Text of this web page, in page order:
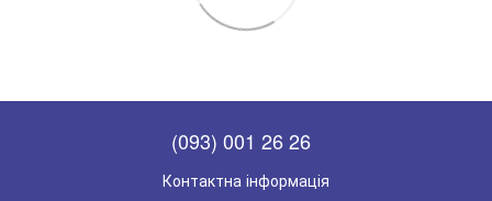
(093) 001 26 26
Контактна інформація